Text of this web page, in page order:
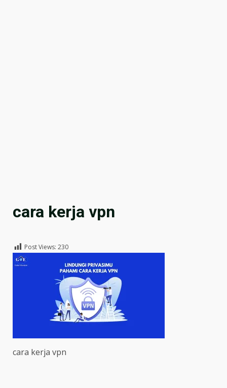
cara kerja vpn
Post Views: 230
cara kerja vpn